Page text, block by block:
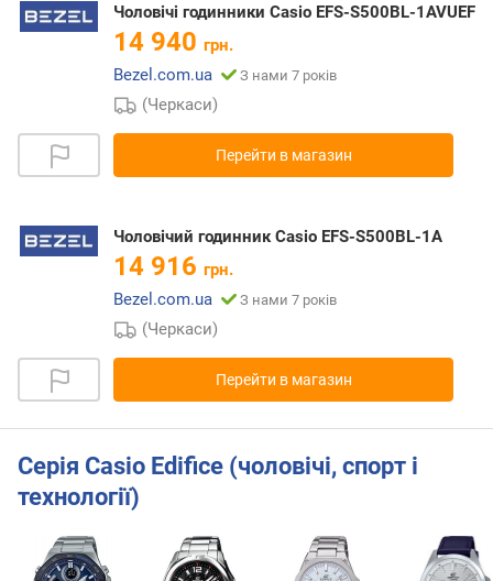
Чоловічі годинники Casio EFS-S500BL-1AVUEF
14 940 грн.
Bezel.com.ua
З нами 7 років
(Черкаси)
Перейти в магазин
Чоловічий годинник Casio EFS-S500BL-1A
14 916 грн.
Bezel.com.ua
З нами 7 років
(Черкаси)
Перейти в магазин
Серія Casio Edifice (чоловічі, спорт і
технології)